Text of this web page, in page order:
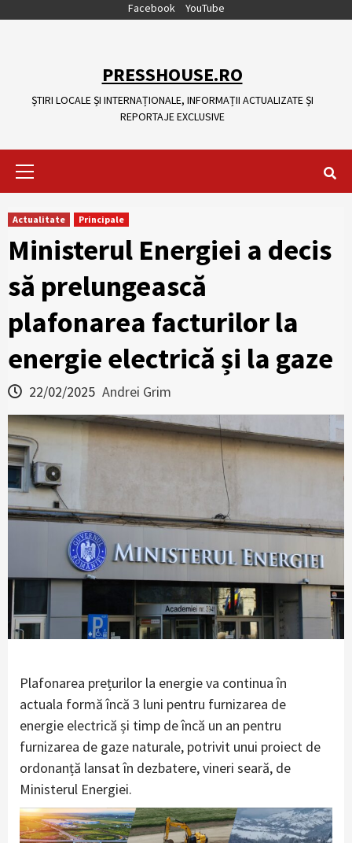
Facebook YouTube
PRESSHOUSE.RO
ȘTIRI LOCALE ȘI INTERNAȚIONALE, INFORMAȚII ACTUALIZATE ȘI
REPORTAJE EXCLUSIVE
Actualitate Principale
Ministerul Energiei a decis
să prelungească
plafonarea facturilor la
energie electrică și la gaze
22/02/2025 Andrei Grim
Plafonarea prețurilor la energie va continua în
actuala formă încă 3 luni pentru furnizarea de
energie electrică și timp de încă un an pentru
furnizarea de gaze naturale, potrivit unui proiect de
ordonanță lansat în dezbatere, vineri seară, de
Ministerul Energiei.